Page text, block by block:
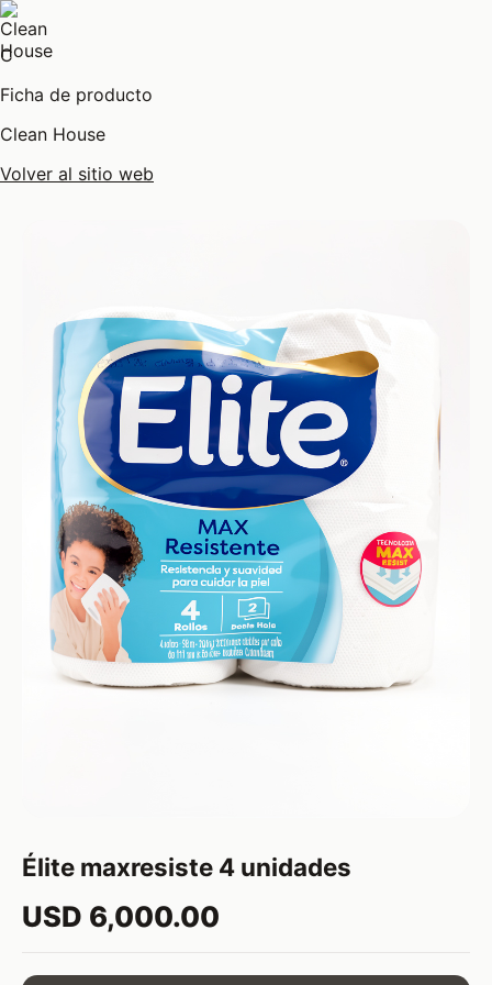
C
Ficha de producto
Clean House
Volver al sitio web
Élite maxresiste 4 unidades
USD 6,000.00